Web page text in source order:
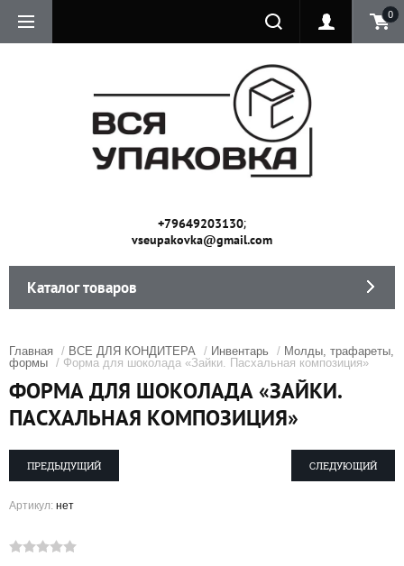
0
+79649203130;
vseupakovka@gmail.com
Каталог товаров
Главная / ВСЕ ДЛЯ КОНДИТЕРА / Инвентарь / Молды, трафареты,
формы / Форма для шоколада «Зайки. Пасхальная композиция»
ФОРМА ДЛЯ ШОКОЛАДА «ЗАЙКИ.
ПАСХАЛЬНАЯ КОМПОЗИЦИЯ»
ПРЕДЫДУЩИЙ СЛЕДУЮЩИЙ
Артикул: нет